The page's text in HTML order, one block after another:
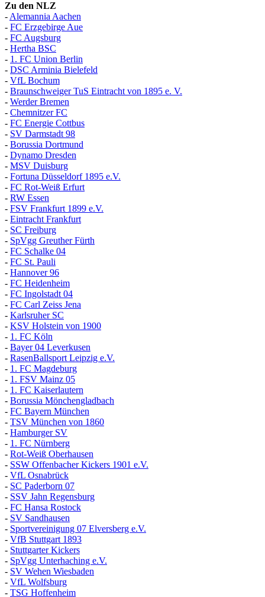
Zu den NLZ
- Alemannia Aachen
- FC Erzgebirge Aue
- FC Augsburg
- Hertha BSC
- 1. FC Union Berlin
- DSC Arminia Bielefeld
- VfL Bochum
- Braunschweiger TuS Eintracht von 1895 e. V.
- Werder Bremen
- Chemnitzer FC
- FC Energie Cottbus
- SV Darmstadt 98
- Borussia Dortmund
- Dynamo Dresden
- MSV Duisburg
- Fortuna Düsseldorf 1895 e.V.
- FC Rot-Weiß Erfurt
- RW Essen
- FSV Frankfurt 1899 e.V.
- Eintracht Frankfurt
- SC Freiburg
- SpVgg Greuther Fürth
- FC Schalke 04
- FC St. Pauli
- Hannover 96
- FC Heidenheim
- FC Ingolstadt 04
- FC Carl Zeiss Jena
- Karlsruher SC
- KSV Holstein von 1900
- 1. FC Köln
- Bayer 04 Leverkusen
- RasenBallsport Leipzig e.V.
- 1. FC Magdeburg
- 1. FSV Mainz 05
- 1. FC Kaiserlautern
- Borussia Mönchengladbach
- FC Bayern München
- TSV München von 1860
- Hamburger SV
- 1. FC Nürnberg
- Rot-Weiß Oberhausen
- SSW Offenbacher Kickers 1901 e.V.
- VfL Osnabrück
- SC Paderborn 07
- SSV Jahn Regensburg
- FC Hansa Rostock
- SV Sandhausen
- Sportvereinigung 07 Elversberg e.V.
- VfB Stuttgart 1893
- Stuttgarter Kickers
- SpVgg Unterhaching e.V.
- SV Wehen Wiesbaden
- VfL Wolfsburg
- TSG Hoffenheim